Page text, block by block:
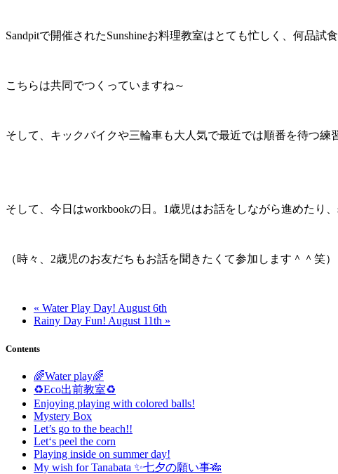
Sandpitで開催されたSunshineお料理教室はとても忙しく、何品試
こちらは共同でつくっていますね～
そして、キックバイクや三輪車も大人気で最近では順番を待つ練
そして、今日はworkbookの日。1歳児はお話をしながら進めたり、
（時々、2歳児のお友だちもお話を聞きたくて参加します＾＾笑）
« Water Play Day! August 6th
Rainy Day Fun! August 11th »
Contents
🌈Water play🌈
♻️Eco出前教室♻️
Enjoying playing with colored balls!
Mystery Box
Let’s go to the beach!!
Let‘s peel the corn
Playing inside on summer day!
My wish for Tanabata ✨七夕の願い事🎋